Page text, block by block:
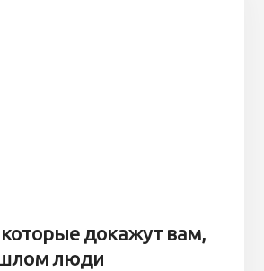
которые докажут вам,
люди